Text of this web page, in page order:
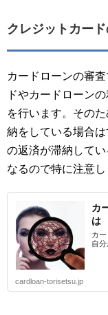
クレジットカー
カードローンの審
ドやカードローン
を行います。その
納をしている場合
の返済が滞納して
なるので特に注意し
カ
は
カ
自
cardloan-torisetsu.jp